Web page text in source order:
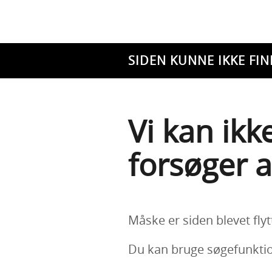
SIDEN KUNNE IKKE
Vi kan
forsøger
Måske er siden blevet
Du kan bruge